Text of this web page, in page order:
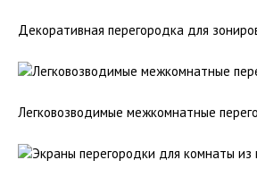
Декоративная перегородка для
Легковозводимые межкомнатные